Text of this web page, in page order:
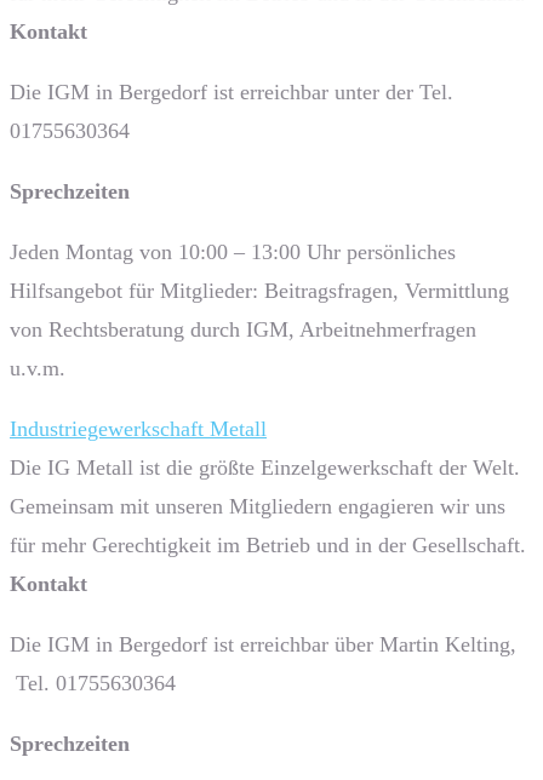
Kontakt
Die IGM in Bergedorf ist erreichbar unter der Tel.
01755630364
Sprech­zeiten
Jeden Montag von 10:00 – 13:00 Uhr persönliches
Hilfsangebot für Mitglieder: Beitragsfragen, Vermittlung
von Rechtsberatung durch IGM, Arbeitnehmerfragen
u.v.m.
Industriegewerkschaft Metall
Die IG Metall ist die größte Einzelgewerkschaft der Welt.
Gemeinsam mit unseren Mitgliedern engagieren wir uns
für mehr Gerechtigkeit im Betrieb und in der Gesellschaft.
Kontakt
Die IGM in Bergedorf ist erreichbar über Martin Kelting,
Tel. 01755630364
Sprech­zeiten